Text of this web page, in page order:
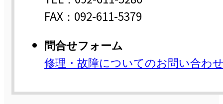
TEL：027-381-5522
福岡営業所
FAX：092-611-5379